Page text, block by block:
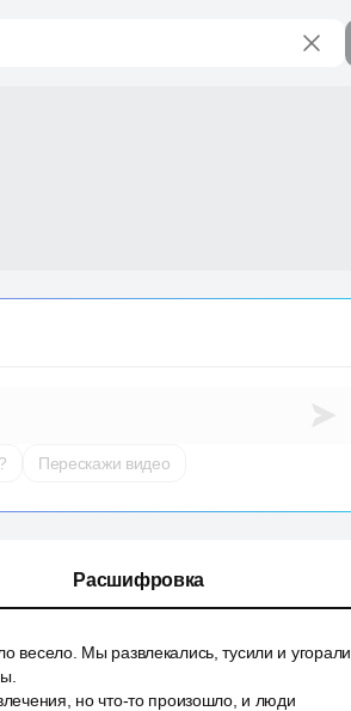
Перескажи видео
Расшифровка
Мы развлекались, тусили и угорали.
но что-то произошло, и люди